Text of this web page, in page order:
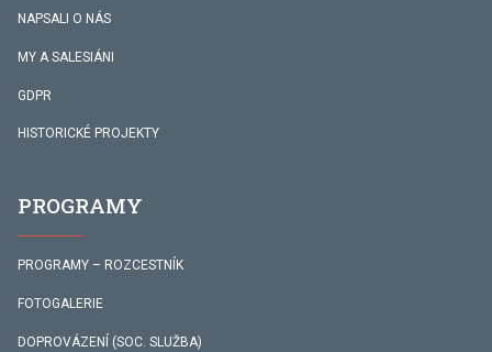
NAPSALI O NÁS
MY A SALESIÁNI
GDPR
HISTORICKÉ PROJEKTY
PROGRAMY
PROGRAMY – ROZCESTNÍK
FOTOGALERIE
DOPROVÁZENÍ (SOC. SLUŽBA)